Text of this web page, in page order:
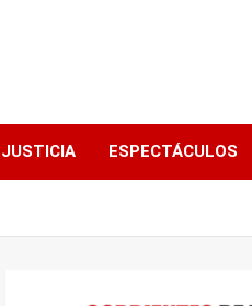
ESPECTÁCULOS